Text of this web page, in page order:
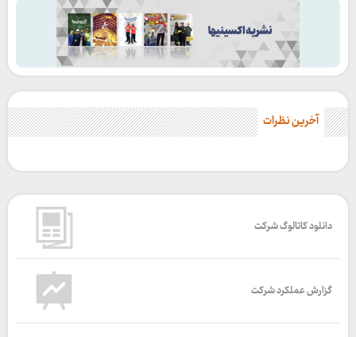
آخرین نظرات
دانلود کاتالوگ شرکت
گزارش عملکرد شرکت